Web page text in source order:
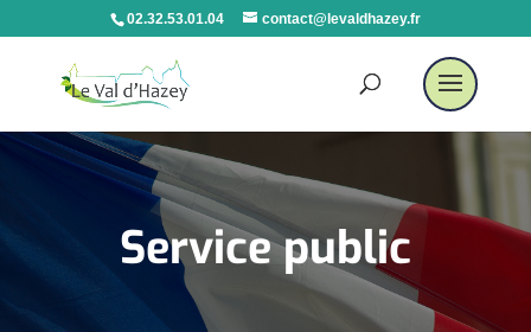
02.32.53.01.04 contact@levaldhazey.fr
Service public